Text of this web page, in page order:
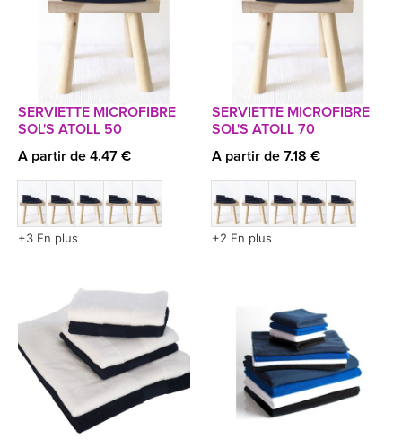
SERVIETTE MICROFIBRE
SOL'S ATOLL 50
A partir de 4.47 €
+3 En plus
SERVIETTE MICROFIBRE
SOL'S ATOLL 70
A partir de 7.18 €
+2 En plus